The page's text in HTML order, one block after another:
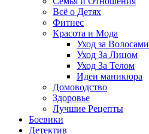
Всё о Детях
Фитнес
Красота и Мода
Уход за Волосами
Уход За Лицом
Уход За Телом
Идеи маникюра
Домоводство
Здоровье
Лучшие Рецепты
Боевики
Детектив